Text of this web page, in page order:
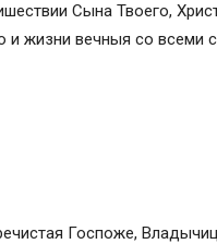
Сына Твоего,
и жизни вечныя со всеми
Госпоже,